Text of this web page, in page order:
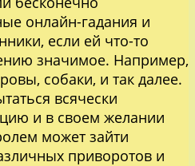
онлайн-гадания и
если ей что-то
значимое. Например,
собаки, и так далее.
всячески
и в своем желании
может зайти
приворотов и